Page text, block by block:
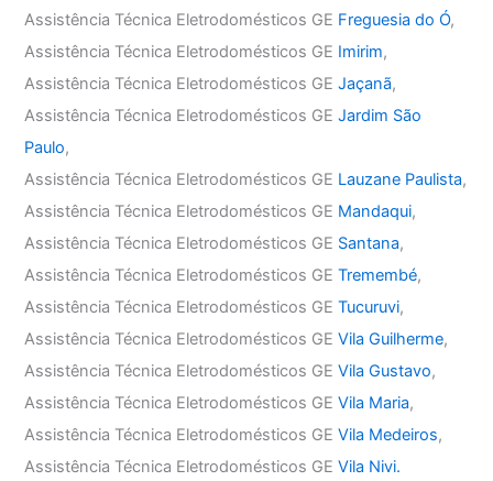
Assistência Técnica Eletrodomésticos GE Freguesia do Ó,
Assistência Técnica Eletrodomésticos GE Imirim,
Assistência Técnica Eletrodomésticos GEJaçanã,
Assistência Técnica Eletrodomésticos GEJardim São
Paulo,
Assistência Técnica Eletrodomésticos GE Lauzane Paulista,
Assistência Técnica Eletrodomésticos GE Mandaqui,
Assistência Técnica Eletrodomésticos GE Santana,
Assistência Técnica Eletrodomésticos GETremembé,
Assistência Técnica Eletrodomésticos GETucuruvi,
Assistência Técnica Eletrodomésticos GEVila Guilherme,
Assistência Técnica Eletrodomésticos GEVila Gustavo,
Assistência Técnica Eletrodomésticos GEVila Maria,
Assistência Técnica Eletrodomésticos GEVila Medeiros,
Assistência Técnica Eletrodomésticos GEVila Nivi.